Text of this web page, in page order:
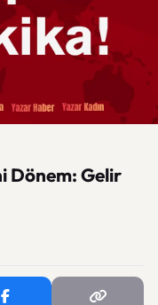
Dönem: Gelir